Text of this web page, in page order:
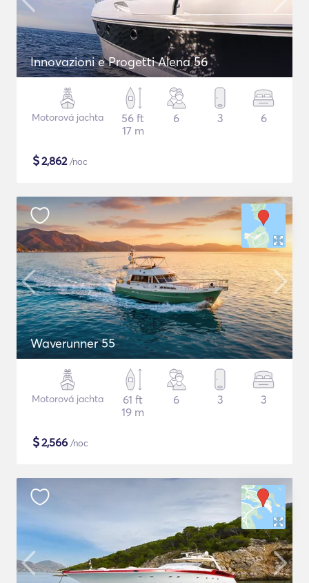
Innovazioni e Progetti Alena 56
Motorová jachta
56 ft
17 m
6 3 6
$2,862/noc
Waverunner 55
Motorová jachta
61 ft
19 m
6 3 3
$2,566 /noc